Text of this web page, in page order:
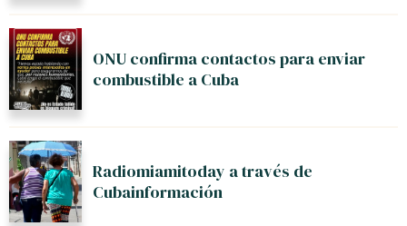
ONU confirma contactos para enviar
combustible a Cuba
Radiomiamitoday a través de
Cubainformación